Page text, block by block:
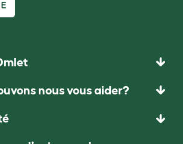
nous vous aider?